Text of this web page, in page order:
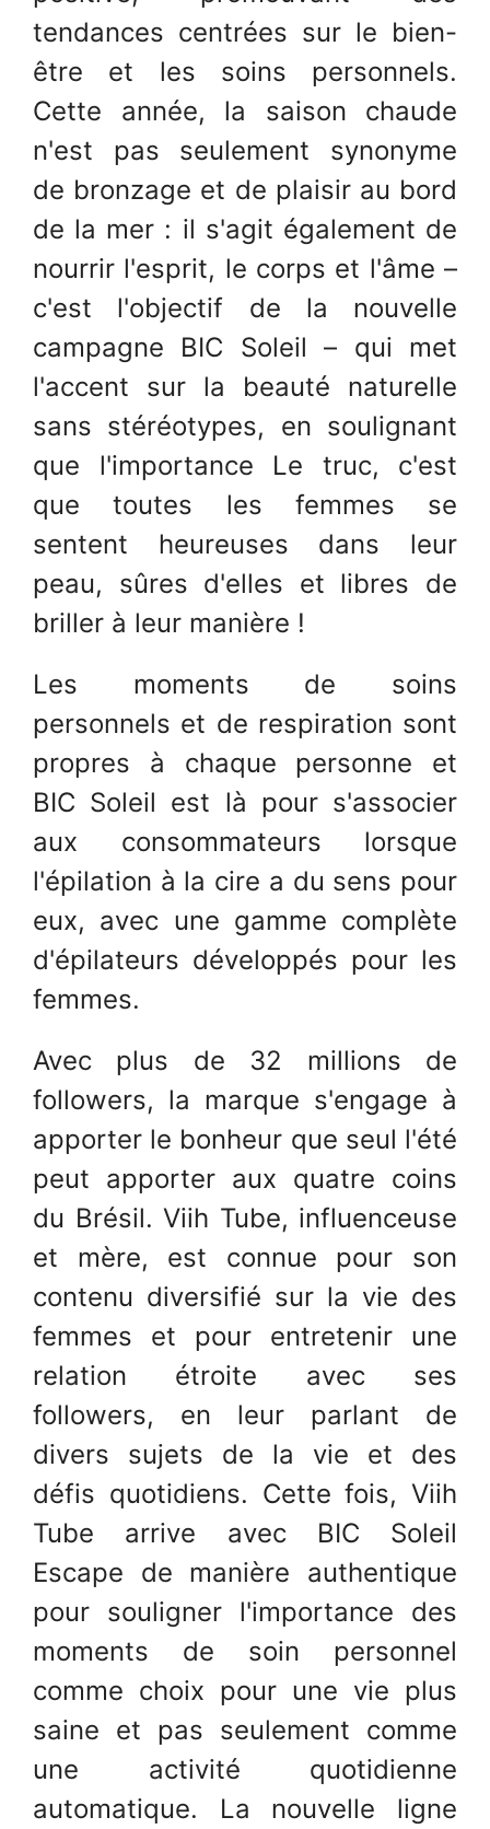
tendances centrées sur le bien-
être et les soins personnels.
Cette année, la saison chaude
n'est pas seulement synonyme
de bronzage et de plaisir au bord
de la mer : il s'agit également de
nourrir l'esprit, le corps et l'âme –
c'est l'objectif de la nouvelle
campagne BIC Soleil – qui met
l'accent sur la beauté naturelle
sans stéréotypes, en soulignant
que l'importance Le truc, c'est
que toutes les femmes se
sentent heureuses dans leur
peau, sûres d'elles et libres de
briller à leur manière !
Les moments de soins
personnels et de respiration sont
propres à chaque personne et
BIC Soleil est là pour s'associer
aux consommateurs lorsque
l'épilation à la cire a du sens pour
eux, avec une gamme complète
d'épilateurs développés pour les
femmes.
Avec plus de 32 millions de
followers, la marque s'engage à
apporter le bonheur que seul l'été
peut apporter aux quatre coins
du Brésil. Viih Tube, influenceuse
et mère, est connue pour son
contenu diversifié sur la vie des
femmes et pour entretenir une
relation étroite avec ses
followers, en leur parlant de
divers sujets de la vie et des
défis quotidiens. Cette fois, Viih
Tube arrive avec BIC Soleil
Escape de manière authentique
pour souligner l'importance des
moments de soin personnel
comme choix pour une vie plus
saine et pas seulement comme
une activité quotidienne
automatique. La nouvelle ligne